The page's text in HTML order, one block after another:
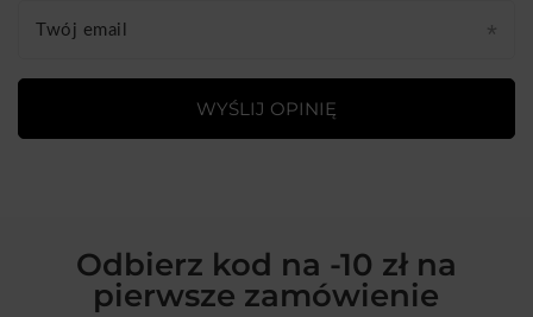
Twój email
WYŚLIJ OPINIĘ
Odbierz kod na -10 zł na
pierwsze zamówienie